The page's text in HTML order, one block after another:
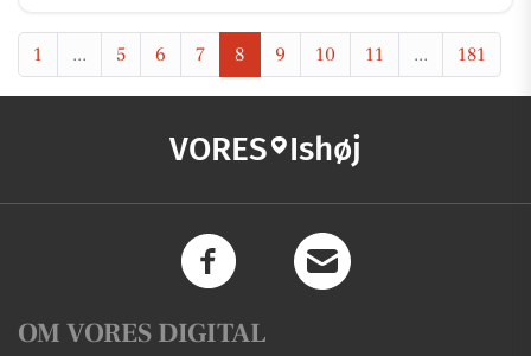
1 ... 5 6 7 8 9 10 11 ... 181
VORES Ishøj
OM VORES DIGITAL